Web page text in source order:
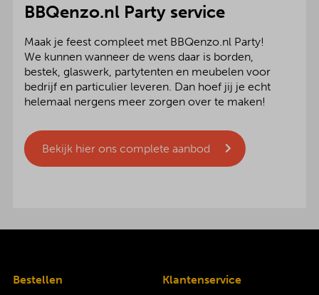
BBQenzo.nl Party service
Maak je feest compleet met BBQenzo.nl Party!
We kunnen wanneer de wens daar is borden,
bestek, glaswerk, partytenten en meubelen voor
bedrijf en particulier leveren. Dan hoef jij je echt
helemaal nergens meer zorgen over te maken!
Bekijk hier ons complete aanbod
Bestellen
Klantenservice